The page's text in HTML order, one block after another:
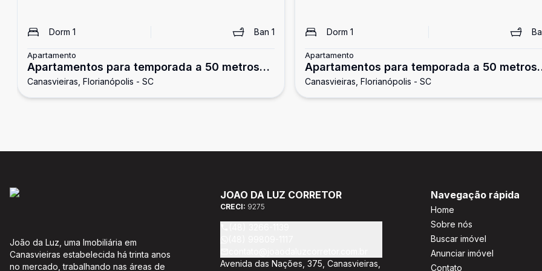
Dorm 1 Ban 1
Apartamento
Apartamentos para temporada a 50 metros
do mar
Canasvieiras, Florianópolis - SC
Dorm 1
Apartamento
Apartamentos para temporada a 50 metros
do mar
Canasvieiras, Florianópolis - SC
João da Luz, uma Imobiliária em
Canasvieiras estabelecida há trinta anos
no mercado, trabalhando nas áreas de
JOAO DA LUZ CORRETOR
CRECI: 9275
Avenida das Nações, 375, Canasvieiras,
Navegação rápida
Home
Sobre nós
Buscar imóvel
Anunciar imóvel
Contato